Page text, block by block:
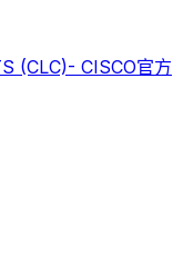
(CLC)- CISCO官方